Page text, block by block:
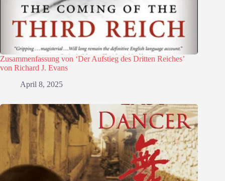
Zusammenfassung von ‘Der Aufstieg des Dritten Reiches’
von Richard J. Evans
April 8, 2025